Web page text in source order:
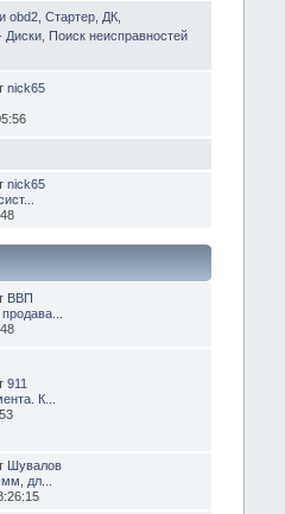
obd2, Стартер, ДК,
Диски, Поиск неисправностей
nick65
nick65
ВВП
911
К...
Шувалов
дл...